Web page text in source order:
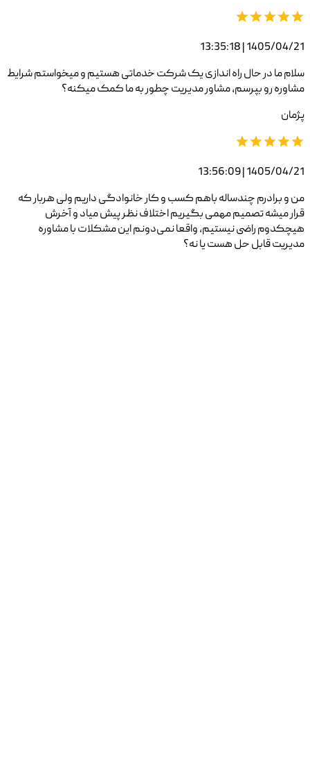
1405/04/21 | 13:35:18
سلام ما در حال راه اندازی یک شرکت خدماتی هستیم و میخواستم شرایط
مشاوره رو بپرسم، مشاور مدیریت چطور به ما کمک میکنه؟
پژمان
1405/04/21 | 13:56:09
من و برادرم چندساله باهم کسب و کار خانوادگی داریم ولی هربار که
قرار میشه تصمیم مهمی بگیریم اختلاف نظر پیش میاد و آخرش
هیچکدوم راضی نیستیم، واقعا نمی‌دونم این مشکلات با مشاوره
مدیریت قابل حل هست یا نه؟